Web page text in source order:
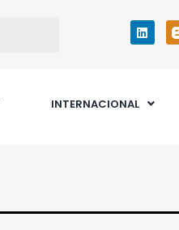
INTERNACIONAL